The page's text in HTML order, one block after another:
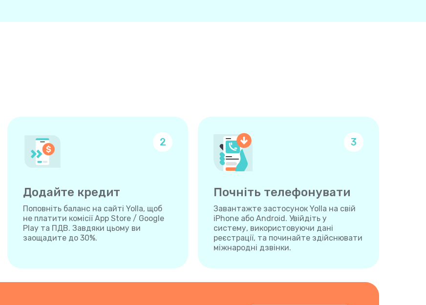
2
Додайте кредит
Поповніть баланс на сайті Yolla, щоб
не платити комісії App Store / Google
Play та ПДВ. Завдяки цьому ви
заощадите до 30%.
3
Почніть телефонувати
Завантажте застосунок Yolla на свій
iPhone або Android. Увійдіть у
систему, використовуючи дані
реєстрації, та починайте здійснювати
міжнародні дзвінки.